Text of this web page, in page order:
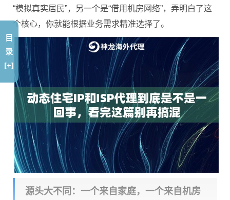
“模拟真实居民”，另一个是“借用机房网络”，弄明白了这
个核心，你就能根据业务需求精准选择了。
源头大不同：一个来自家庭，一个来自机房
目
录
[+]